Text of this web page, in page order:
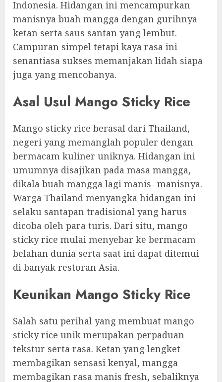
Indonesia. Hidangan ini mencampurkan
manisnya buah mangga dengan gurihnya
ketan serta saus santan yang lembut.
Campuran simpel tetapi kaya rasa ini
senantiasa sukses memanjakan lidah siapa
juga yang mencobanya.
Asal Usul Mango Sticky Rice
Mango sticky rice berasal dari Thailand,
negeri yang memanglah populer dengan
bermacam kuliner uniknya. Hidangan ini
umumnya disajikan pada masa mangga,
dikala buah mangga lagi manis- manisnya.
Warga Thailand menyangka hidangan ini
selaku santapan tradisional yang harus
dicoba oleh para turis. Dari situ, mango
sticky rice mulai menyebar ke bermacam
belahan dunia serta saat ini dapat ditemui
di banyak restoran Asia.
Keunikan Mango Sticky Rice
Salah satu perihal yang membuat mango
sticky rice unik merupakan perpaduan
tekstur serta rasa. Ketan yang lengket
membagikan sensasi kenyal, mangga
membagikan rasa manis fresh, sebaliknya